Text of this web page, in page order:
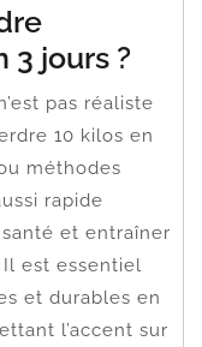
3 jours ?
pas réaliste
10 kilos en
méthodes
rapide
et entraîner
est essentiel
et durables en
l’accent sur